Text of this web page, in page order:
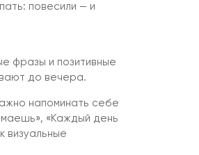
повесили — и
фразы и позитивные
до вечера.
напоминать себе
«Каждый день
визуальные